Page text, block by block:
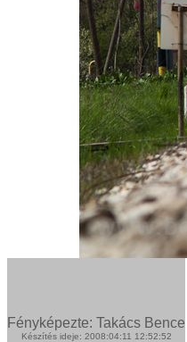
Fényképezte: Takács Bence
Készítés ideje: 2008:04:11 12:52:52